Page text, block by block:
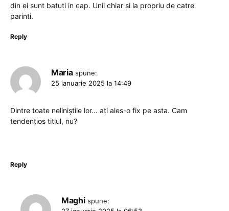
din ei sunt batuti in cap. Unii chiar si la propriu de catre
parinti.
Reply
Maria spune:
25 ianuarie 2025 la 14:49
Dintre toate neliniștile lor… ați ales-o fix pe asta. Cam
tendențios titlul, nu?
Reply
Maghi spune: